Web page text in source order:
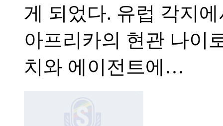
게 되었다. 유럽 각지
아프리카의 현관 나이
치와 에이전트에…